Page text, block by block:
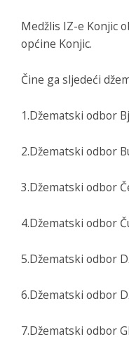
Medžlis IZ-e Konjic
općine Konjic.
Čine ga sljedeći
1.Džematski odbor
2.Džematski odbor
3.Džematski odbor
4.Džematski odbor
5.Džematski odbor
6.Džematski odbor
7.Džematski odbor